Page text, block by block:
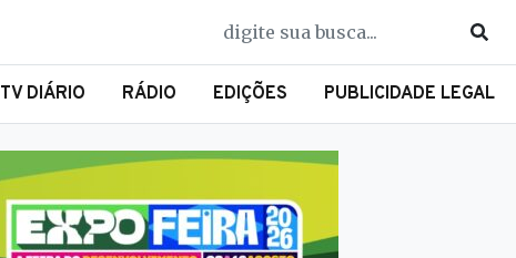
TV DIÁRIO RÁDIO EDIÇÕES PUBLICIDADE LEGAL